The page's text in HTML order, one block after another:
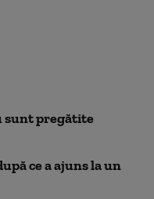
sunt pregătite
ce a ajuns la un